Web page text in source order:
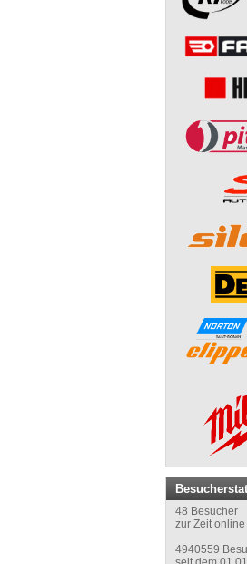
48 Besucher
zur Zeit online
4940559